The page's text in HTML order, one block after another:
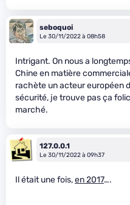
seboquoi
Le 30/11/2022 à 08h58
Intrigant. On nous a
Chine en matière
rachète un acteur européen
sécurité, je trouve pas ça
marché.
127.0.0.1
Le 30/11/2022 à 09h37
Il était une fois,en 2017….